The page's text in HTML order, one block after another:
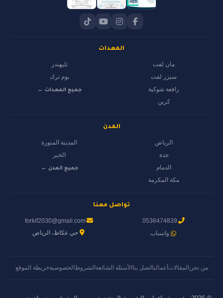
المعدات
مان لفت
سيزر لفت
رافعة شوكية
كرين
تليهندر
بوم ترك
جميع المعدات ←
المدن
الرياض
جدة
الدمام
مكة المكرمة
المدينة المنورة
الخبر
جميع المدن ←
تواصل معنا
0536474839
واتساب
forkif2030@gmail.com
حي عكاظ، الرياض
من نحن المقالات أعمالنا اتصل بنا الأسئلة الشائعة الشروط الخصوصيةخريطة الموقع